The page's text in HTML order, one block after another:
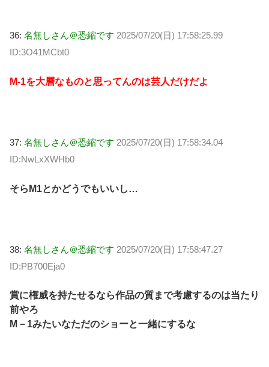
36: 名無しさん＠恐縮です 2025/07/20(日) 17:58:25.99
ID:3O41MCbt0
M-1を大層なものと思ってんのは芸人だけだよ
37: 名無しさん＠恐縮です 2025/07/20(日) 17:58:34.04
ID:NwLxXWHb0
そらM1とかどうでもいいし…
38: 名無しさん＠恐縮です 2025/07/20(日) 17:58:47.27
ID:PB700Eja0
賞に権威を持たせるなら作品の質まで考慮するのは当たり
前やろ
M－1みたいなただのショーと一緒にするな